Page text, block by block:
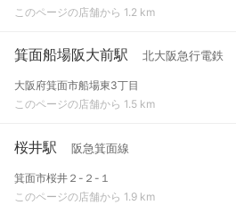
このページの店舗から 1.2 km
箕面船場阪大前駅 北大阪急行電鉄
大阪府箕面市船場東3丁目
このページの店舗から 1.5 km
桜井駅 阪急箕面線
箕面市桜井２-２-１
このページの店舗から 1.9 km